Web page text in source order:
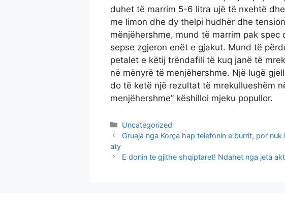
duhet të marrim 5-6 litra ujë të nxehtë
me limon dhe dy thelpi hudhër dhe
mënjëhershme, mund të marrim pak spec
sepse zgjeron enët e gjakut. Mund të
petalet e këtij trëndafili të kuq janë të
në mënyrë të menjëhershme. Një lugë
do të ketë një rezultat të mrekullueshëm
menjëhershme” këshilloi mjeku popullor.
Categories
Uncategorized
Gruaja nga Korça hap telefonin e burrit, por
aty
E donin te gjithe shqiptaret! Ndahet nga jeta